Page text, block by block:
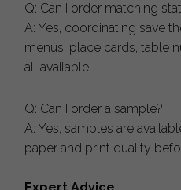
Q: Can I order matching
A: Yes, coordinating save
menus, place cards, table
all available.
Q: Can I order a sample?
A: Yes, samples are
paper and print quality